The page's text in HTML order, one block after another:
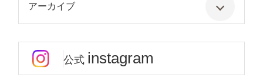
アーカイブ
公式 instagram